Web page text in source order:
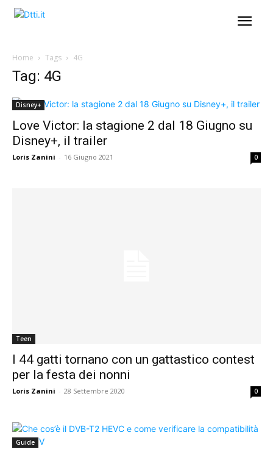
Home Tags 4G
Tag: 4G
Disney+
Love Victor: la stagione 2 dal 18 Giugno su
Disney+, il trailer
Loris Zanini - 16 Giugno 2021 0
Teen
I 44 gatti tornano con un gattastico contest
per la festa dei nonni
Loris Zanini - 28 Settembre 2020 0
Guide